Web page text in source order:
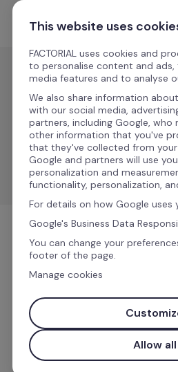
Passa al contenuto
Presto
Vantaggi
Alan
Semplifica la gestione
l'integrazione di Alan.
Vantaggi
Ulteriori
This website uses
FACTORIAL uses cookies and
to personalise content and
media features and to analyse
We also share information
with our social media,
partners, including Google,
other information that you've
that they've collected from your
Google and partners will use
personalization and
functionality, personalization,
For details on how Google uses
Google's Business Data
You can change your
footer of the page.
Manage cookies
Allow all